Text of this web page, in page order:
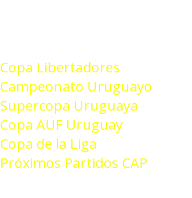
Copa Libertadores
Campeonato Uruguayo
Supercopa Uruguaya
Copa AUF Uruguay
Copa de la Liga
Próximos Partidos CAP